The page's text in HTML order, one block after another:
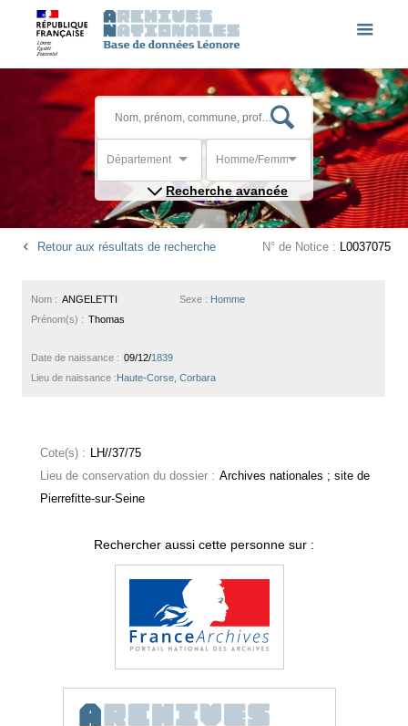
Département Homme/Femme
Recherche avancée
Retour aux résultats de recherche N° de Notice : L0037075
Sexe : Homme
Nom : ANGELETTI
Prénom(s) : Thomas
Date de naissance : 09/12/1839
Lieu de naissance :Haute-Corse, Corbara
Cote(s) : LH//37/75
Lieu de conservation du dossier : Archives nationales ; site de
Pierrefitte-sur-Seine
Rechercher aussi cette personne sur :